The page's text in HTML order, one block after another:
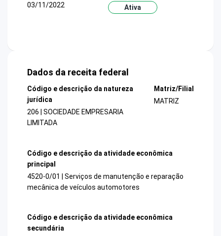
03/11/2022
Ativa
Dados da receita federal
Código e descrição da natureza
jurídica
206 | SOCIEDADE EMPRESARIA
LIMITADA
Matriz/Filial
MATRIZ
Código e descrição da atividade econômica
principal
4520-0/01 | Serviços de manutenção e reparação
mecânica de veículos automotores
Código e descrição da atividade econômica
secundária